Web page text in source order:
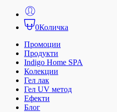
0Количка
Промоции
Продукти
Indigo Home SPA
Колекции
Гел лак
Гел UV метод
Ефекти
Блог